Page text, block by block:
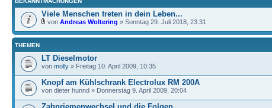
Viele Menschen treten in dein Leben...
von Andreas Woltering » Sonntag 29. Juli 2018, 23:31
THEMEN
LT Dieselmotor
von molly » Freitag 10. April 2009, 10:35
Knopf am Kühlschrank Electrolux RM 200A
von dieter hunnd » Donnerstag 9. April 2009, 20:04